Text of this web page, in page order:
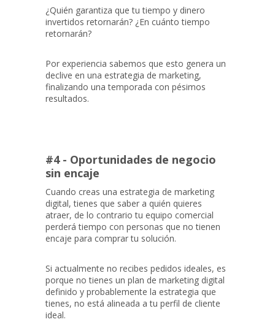
¿Quién garantiza que tu tiempo y dinero
invertidos retornarán? ¿En cuánto tiempo
retornarán?
Por experiencia sabemos que esto genera un
declive en una estrategia de marketing,
finalizando una temporada con pésimos
resultados.
#4 - Oportunidades de negocio
sin encaje
Cuando creas una estrategia de marketing
digital, tienes que saber a quién quieres
atraer, de lo contrario tu equipo comercial
perderá tiempo con personas que no tienen
encaje para comprar tu solución.
Si actualmente no recibes pedidos ideales, es
porque no tienes un plan de marketing digital
definido y probablemente la estrategia que
tienes, no está alineada a tu perfil de cliente
ideal.